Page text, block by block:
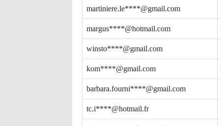
martiniere.le****@gmail.com
margus****@hotmail.com
winsto****@gmail.com
kom****@gmail.com
barbara.fourni****@gmail.com
tc.i****@hotmail.fr